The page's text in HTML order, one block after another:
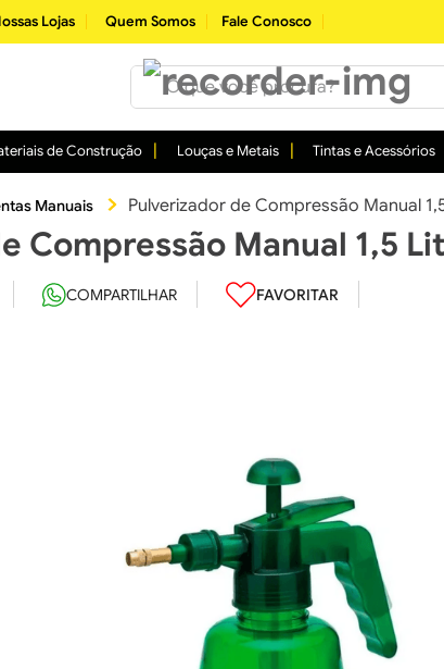
Lojas Quem Somos Fale Conosco
O que você procura?
de Construção Louças e Metais Tintas e Acessórios
Manuais Pulverizador de Compressão Manual
Compressão Manual 1,5